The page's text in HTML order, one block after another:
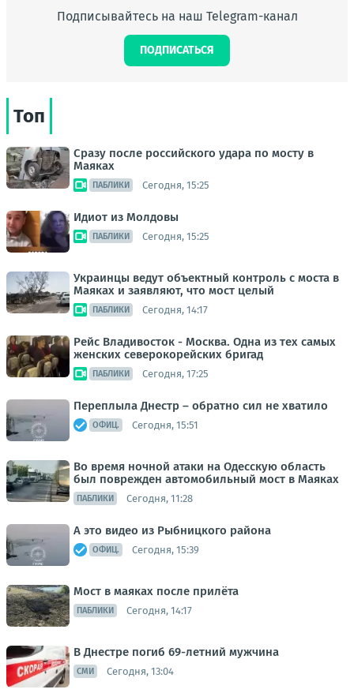
Подписывайтесь на наш Telegram-канал
ПОДПИСАТЬСЯ
Топ
Сразу после российского удара по мосту в
Маяках
ПАБЛИКИ Сегодня, 15:25
Идиот из Молдовы
ПАБЛИКИ Сегодня, 15:25
Украинцы ведут объектный контроль с моста в
Маяках и заявляют, что мост целый
ПАБЛИКИ Сегодня, 14:17
Рейс Владивосток - Москва. Одна из тех самых
женских северокорейских бригад
ПАБЛИКИ Сегодня, 17:25
Переплыла Днестр – обратно сил не хватило
ОФИЦ. Сегодня, 15:51
Во время ночной атаки на Одесскую область
был поврежден автомобильный мост в Маяках
ПАБЛИКИ Сегодня, 11:28
А это видео из Рыбницкого района
ОФИЦ. Сегодня, 15:39
Мост в маяках после прилёта
ПАБЛИКИ Сегодня, 14:17
В Днестре погиб 69-летний мужчина
СМИ Сегодня, 13:04